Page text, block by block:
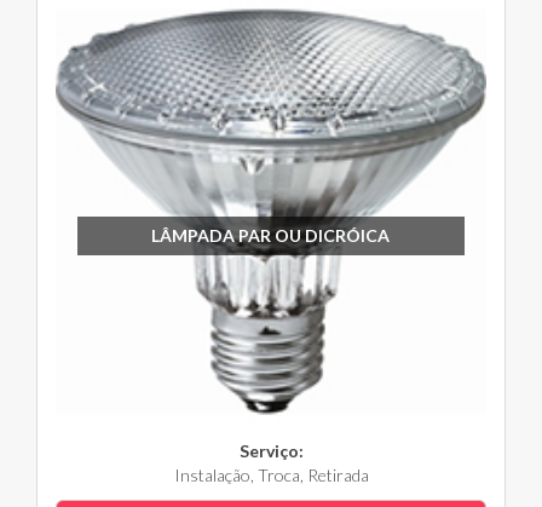
LÂMPADA PAR OU DICRÓICA
Serviço:
Instalação, Troca, Retirada